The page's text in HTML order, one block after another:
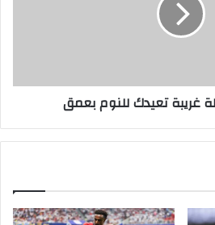
غريبة تعيدك للنوم بعمق